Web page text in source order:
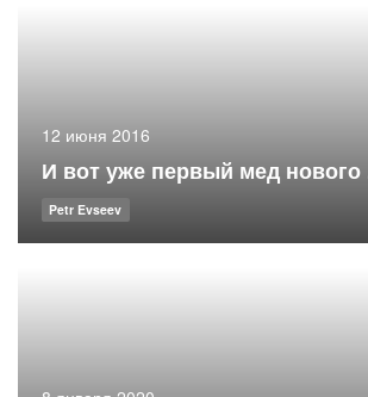
12 июня 2016
И вот уже первый мед нового
Petr Evseev